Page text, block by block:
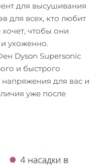
для высушивания
для всех, кто любит
хочет, чтобы они
ухоженно.
Dyson Supersonic
и быстрого
для вас и
уже после